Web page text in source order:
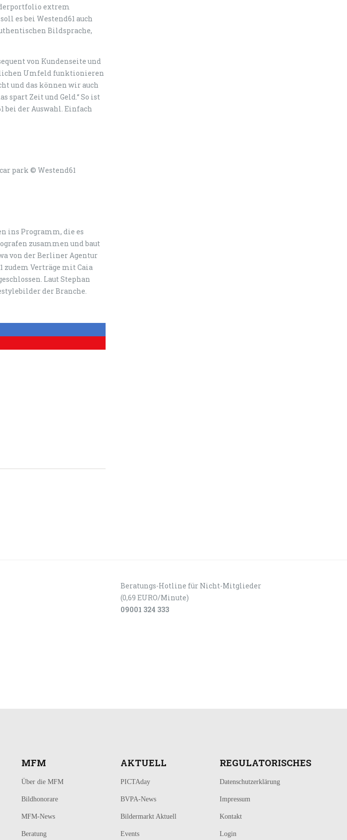
extrem
es bei Westend61 auch
Bildsprache,
von Kundenseite und
Umfeld funktionieren
und das können wir auch
spart Zeit und Geld.“ So ist
bei der Auswahl. Einfach
park © Westend61
ins Programm, die es
zusammen und baut
von der Berliner Agentur
zudem Verträge mit Caia
Laut Stephan
der Branche.
Beratungs-Hotline für Nicht-Mitglieder
(0,69 EURO/Minute)
09001 324 333
MFM
Über die MFM
Bildhonorare
MFM-News
Beratung
AKTUELL
PICTAday
BVPA-News
Bildermarkt Aktuell
Events
REGULATORISCHES
Datenschutzerklärung
Impressum
Kontakt
Login